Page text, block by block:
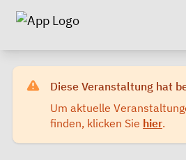
Diese Veranstaltung hat
Um aktuelle
finden, klicken Sie hier.